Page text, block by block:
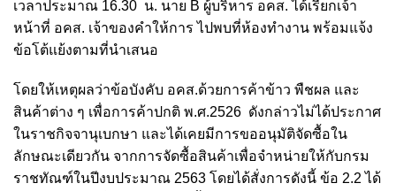
เวลาประมาณ 16.30 น. นาย B ผู้บริหาร อคส. ได้เรียกเจ้า
หน้าที่ อคส. เจ้าของคำให้การไปพบที่ห้องทำงาน พร้อมแจ้ง
ข้อโต้แย้งตามที่นำเสนอ
โดยให้เหตุผลว่าข้อบังคับ อคส.ด้วยการค้าข้าว พืชผล และ
สินค้าต่าง ๆ เพื่อการค้าปกติ พ.ศ.2526 ดังกล่าวไม่ได้ประกาศ
ในราชกิจจานุเบกษา และได้เคยมีการขออนุมัติจัดซื้อใน
ลักษณะเดียวกัน จากการจัดซื้อสินค้าเพื่อจำหน่ายให้กับกรม
ราชทัณฑ์ในปีงบประมาณ 2563 โดยได้สั่งการดังนี้ ข้อ 2.2 ได้